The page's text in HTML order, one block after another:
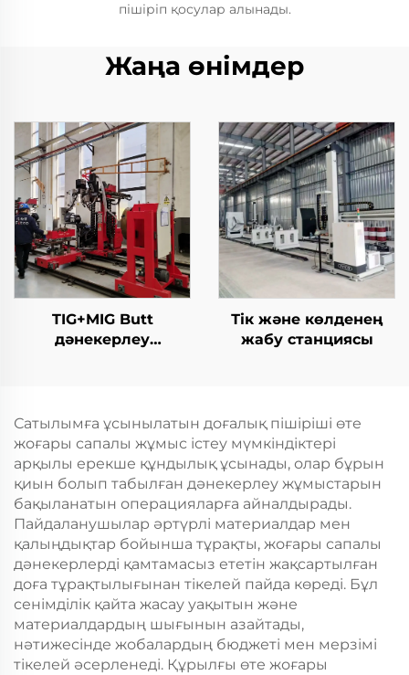
пішіріп қосулар алынады.
Жаңа өнімдер
TIG+MIG Butt
дәнекерлеу
Тік және көлденең
жабу станциясы
Сатылымға ұсынылатын доғалық пішіріші өте
жоғары сапалы жұмыс істеу мүмкіндіктері
арқылы ерекше құндылық ұсынады, олар бұрын
қиын болып табылған дәнекерлеу жұмыстарын
бақыланатын операцияларға айналдырады.
Пайдаланушылар әртүрлі материалдар мен
қалыңдықтар бойынша тұрақты, жоғары сапалы
дәнекерлерді қамтамасыз ететін жақсартылған
доға тұрақтылығынан тікелей пайда көреді. Бұл
сенімділік қайта жасау уақытын және
материалдардың шығынын азайтады,
нәтижесінде жобалардың бюджеті мен мерзімі
тікелей әсерленеді. Құрылғы өте жоғары